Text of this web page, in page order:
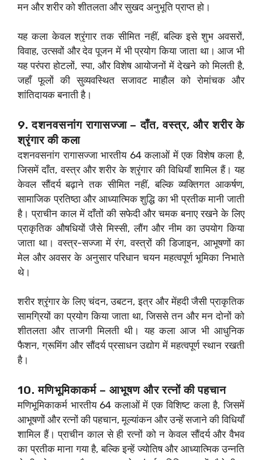
मन और शरीर को शीतलता और सुखद अनुभूति प्राप्त हो।
यह कला केवल श्रृंगार तक सीमित नहीं, बल्कि इसे शुभ अवसरों,
विवाह, उत्सवों और देव पूजन में भी प्रयोग किया जाता था। आज भी
यह परंपरा होटलों, स्पा, और विशेष आयोजनों में देखने को मिलती है,
जहाँ फूलों की सुव्यवस्थित सजावट माहौल को रोमांचक और
शांतिदायक बनाती है।
9. दशनवसनांग रागासज्जा – दाँत, वस्त्र, और शरीर के
श्रृंगार की कला
दशनवसनांग रागासज्जा भारतीय 64 कलाओं में एक विशेष कला है,
जिसमें दाँत, वस्त्र और शरीर के श्रृंगार की विधियाँ शामिल हैं। यह
केवल सौंदर्य बढ़ाने तक सीमित नहीं, बल्कि व्यक्तिगत आकर्षण,
सामाजिक प्रतिष्ठा और आध्यात्मिक शुद्धि का भी प्रतीक मानी जाती
है। प्राचीन काल में दाँतों की सफेदी और चमक बनाए रखने के लिए
प्राकृतिक औषधियों जैसे मिस्सी, लौंग और नीम का उपयोग किया
जाता था। वस्त्र-सज्जा में रंग, वस्त्रों की डिजाइन, आभूषणों का
मेल और अवसर के अनुसार परिधान चयन महत्वपूर्ण भूमिका निभाते
थे।
शरीर श्रृंगार के लिए चंदन, उबटन, इत्र और मेंहदी जैसी प्राकृतिक
सामग्रियों का प्रयोग किया जाता था, जिससे तन और मन दोनों को
शीतलता और ताजगी मिलती थी। यह कला आज भी आधुनिक
फैशन, ग्रूमिंग और सौंदर्य प्रसाधन उद्योग में महत्वपूर्ण स्थान रखती
है।
10. मणिभूमिकाकर्म – आभूषण और रत्नों की पहचान
मणिभूमिकाकर्म भारतीय 64 कलाओं में एक विशिष्ट कला है, जिसमें
आभूषणों और रत्नों की पहचान, मूल्यांकन और उन्हें सजाने की विधियाँ
शामिल हैं। प्राचीन काल से ही रत्नों को न केवल सौंदर्य और वैभव
का प्रतीक माना गया है, बल्कि इन्हें ज्योतिष और आध्यात्मिक उन्नति